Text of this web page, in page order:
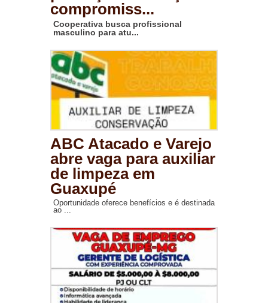
compromiss...
Cooperativa busca profissional
masculino para atu...
ABC Atacado e Varejo
abre vaga para auxiliar
de limpeza em
Guaxupé
Oportunidade oferece benefícios e é destinada
ao ...